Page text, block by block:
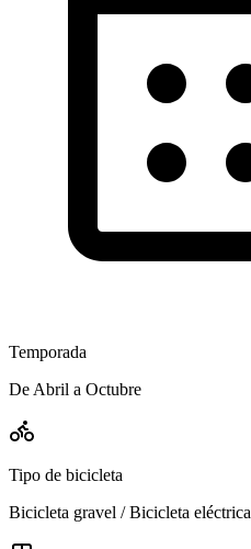
Temporada
De Abril a Octubre
Tipo de bicicleta
Bicicleta gravel / Bicicleta eléctrica